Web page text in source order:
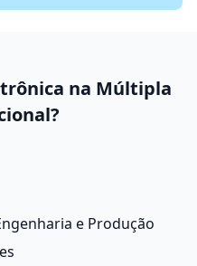
na Múltipla
e Produção